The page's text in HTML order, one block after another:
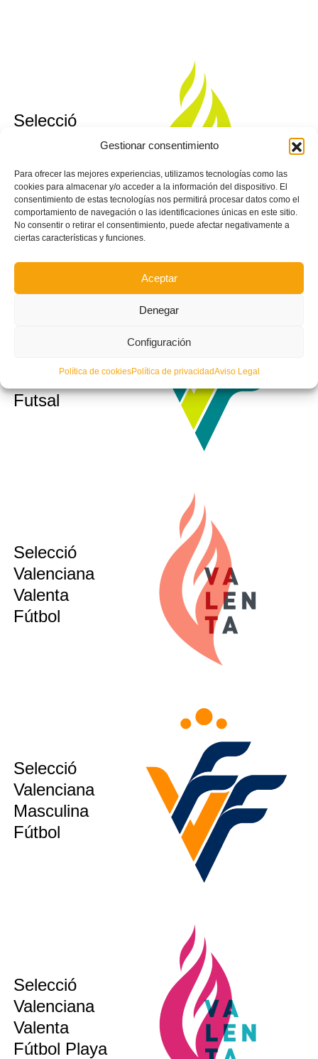
Gestionar consentimiento
Para ofrecer las mejores experiencias, utilizamos tecnologías como las
cookies para almacenar y/o acceder a la información del dispositivo. El
consentimiento de estas tecnologías nos permitirá procesar datos como el
comportamiento de navegación o las identificaciones únicas en este sitio.
No consentir o retirar el consentimiento, puede afectar negativamente a
ciertas características y funciones.
Aceptar
Denegar
Configuración
Política de cookiesPolítica de privacidadAviso Legal
Selecció
Futsal
Masculina
Futsal
Selecció
Valenciana
Valenta
Fútbol
Selecció
Valenciana
Masculina
Fútbol
Selecció
Valenciana
Valenta
Fútbol Playa
17
20